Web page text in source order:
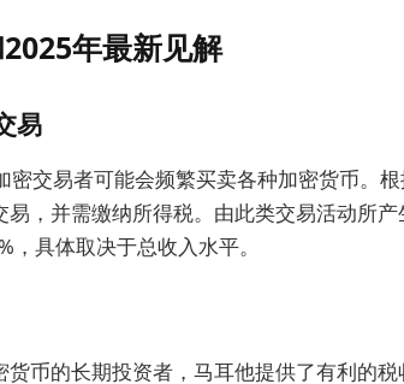
年最新见解
易
密交易者可能会频繁买卖各种加密货币。
，并需缴纳所得税。由此类交易活动所
具体取决于总收入水平。
币的长期投资者，马耳他提供了有利的